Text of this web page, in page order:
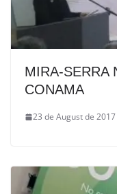
MIRA-SERRA
CONAMA
23 de August de 2017